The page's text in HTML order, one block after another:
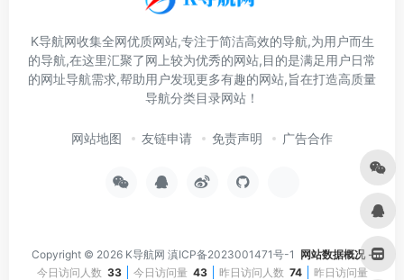
K导航网收集全网优质网站,专注于简洁高效的导航,为用户而生
的导航,在这里汇聚了网上较为优秀的网站,目的是满足用户日常
的网址导航需求,帮助用户发现更多有趣的网站,旨在打造高质量
导航分类目录网站！
网站地图 友链申请 免责声明 广告合作
Copyright © 2026 K导航网 滇ICP备2023001471号-1 网站数据概况 -
今日访问人数 33 今日访问量 43 昨日访问人数 74 昨日访问量